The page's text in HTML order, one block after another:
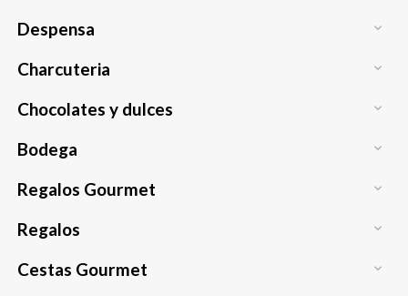
Despensa 
Charcuteria 
Chocolates y dulces 
Bodega 
Regalos Gourmet 
Regalos 
Cestas Gourmet 